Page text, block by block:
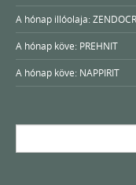
A hónap illóolaja:
A hónap köve: PREHNIT
A hónap köve: NAPPIRIT